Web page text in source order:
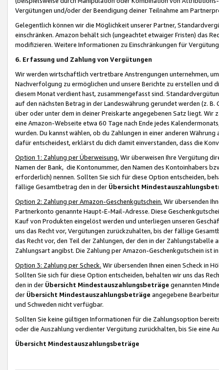
Vergütungen und/oder der Beendigung deiner Teilnahme am
Gelegentlich können wir die Möglichkeit unserer Partner,
einschränken. Amazon behält sich (ungeachtet etwaiger Fristen) das
modifizieren. Weitere Informationen zu Einschränkungen für
6. Erfassung und Zahlung von Vergütungen
Wir werden wirtschaftlich vertretbare Anstrengungen unternehmen,
Nachverfolgung zu ermöglichen und unsere Berichte zu erstellen und
diesem Monat verdient hast, zusammengefasst sind.
auf den nächsten Betrag in der Landeswährung gerundet werden (z.
über oder unter dem in deiner Preiskarte angegebenen Satz liegt.
eine Amazon-Webseite etwa 60 Tage nach Ende jedes
wurden. Du kannst wählen, ob du Zahlungen in einer anderen
dafür entscheidest, erklärst du dich damit einverstanden, dass die
Option 1: Zahlung per Überweisung. Wir überweisen Ihre Vergütung
Namen der Bank, die Kontonummer, den Namen des Kontoinhabers
erforderlich) nennen. Sollten Sie sich für diese Option entscheiden,
fällige Gesamtbetrag den in der Übersicht
Option 2: Zahlung per Amazon-Geschenkgutschein. Wir übersenden
Partnerkonto genannte Haupt-E-Mail-Adresse. Diese
Kauf von Produkten eingelöst werden und unterliegen unseren
uns das Recht vor, Vergütungen zurückzuhalten, bis der fällige
das Recht vor, den Teil der Zahlungen, der den in der
Zahlungsart angibst. Die Zahlung per Amazon-Geschenkgutschein ist
Option 3: Zahlung per Scheck. Wir übersenden Ihnen einen Scheck in
Sollten Sie sich für diese Option entscheiden, behalten wir uns das
den in der Übersicht Mindestauszahlungsbeträge genannten
der Übersicht Mindestauszahlungsbeträge angegebene
und Schweden nicht verfügbar.
Sollten Sie keine gültigen Informationen für die Zahlungsoption
oder die Auszahlung verdienter Vergütung zurückhalten, bis Sie
Übersicht Mindestauszahlungsbeträge